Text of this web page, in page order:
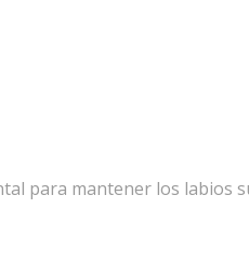
para mantener los labios